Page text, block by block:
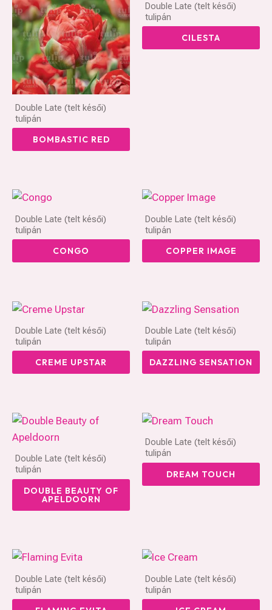
Double Late (telt késői)
tulipán
BOMBASTIC RED
Double Late (telt késői)
tulipán
CILESTA
Double Late (telt késői)
tulipán
CONGO
Double Late (telt késői)
tulipán
COPPER IMAGE
Double Late (telt késői)
tulipán
CREME UPSTAR
Double Late (telt késői)
tulipán
DAZZLING SENSATION
Double Late (telt késői)
tulipán
DOUBLE BEAUTY OF
APELDOORN
Double Late (telt késői)
tulipán
DREAM TOUCH
Double Late (telt késői)
tulipán
Double Late (telt késői)
tulipán